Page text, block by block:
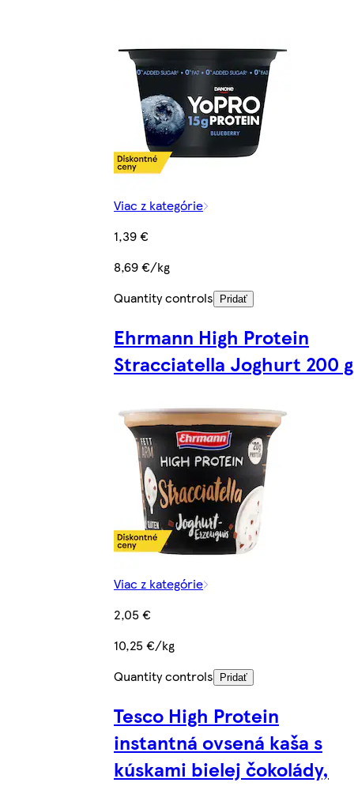
Viac z kategórie
1,39 €
8,69 €/kg
Quantity controls
Pridať
Ehrmann High Protein
Stracciatella Joghurt 200 g
Viac z kategórie
2,05 €
10,25 €/kg
Quantity controls
Pridať
Tesco High Protein
instantná ovsená kaša s
kúskami bielej čokolády,